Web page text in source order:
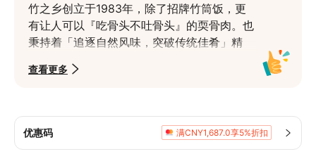
竹之乡创立于1983年，除了招牌竹筒饭，更
有让人可以『吃骨头不吐骨头』的耎骨肉。也
秉持着「追逐自然风味，突破传统佳肴」精
理为专长，欢迎您来品尝看看喔！
查看更多
优惠码 满CNY1,687.0享5%折扣